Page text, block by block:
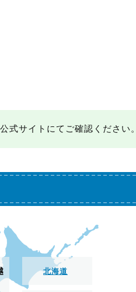
式サイトにてご確認ください。
北海道